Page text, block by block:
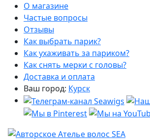
О магазине
Частые вопросы
Отзывы
Как выбрать парик?
Как ухаживать за париком?
Как снять мерки с головы?
Доставка и оплата
Ваш город: Курск